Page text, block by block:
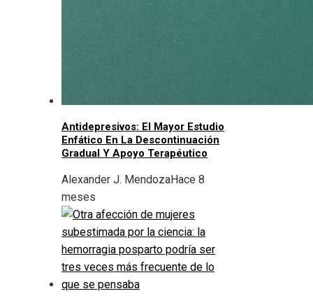
Antidepresivos: El Mayor Estudio
Enfático En La Descontinuación
Gradual Y Apoyo Terapéutico
Alexander J. MendozaHace 8
meses